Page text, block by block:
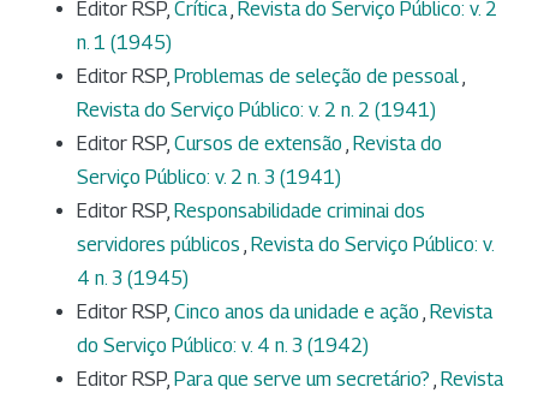
Editor RSP, Crítica, Revista do Serviço Público: v. 2
n. 1 (1945)
Editor RSP, Problemas de seleção de pessoal,
Revista do Serviço Público: v. 2 n. 2 (1941)
Editor RSP, Cursos de extensão , Revista do
Serviço Público: v. 2 n. 3 (1941)
Editor RSP, Responsabilidade criminai dos
servidores públicos , Revista do Serviço Público: v.
4 n. 3 (1945)
Editor RSP, Cinco anos da unidade e ação , Revista
do Serviço Público: v. 4 n. 3 (1942)
Editor RSP, Para que serve um secretário? , Revista